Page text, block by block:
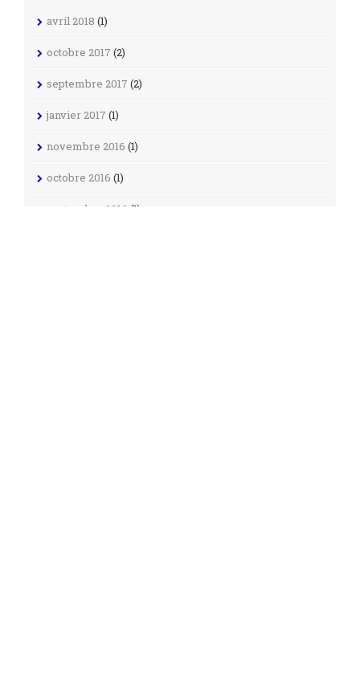
avril 2018 (1)
octobre 2017 (2)
septembre 2017 (2)
janvier 2017 (1)
novembre 2016 (1)
octobre 2016 (1)
septembre 2016 (1)